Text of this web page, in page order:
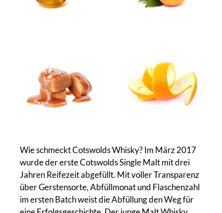
Wie schmeckt Cotswolds Whisky? Im März 2017
wurde der erste Cotswolds Single Malt mit drei
Jahren Reifezeit abgefüllt. Mit voller Transparenz
über Gerstensorte, Abfüllmonat und Flaschenzahl
im ersten Batch weist die Abfüllung den Weg für